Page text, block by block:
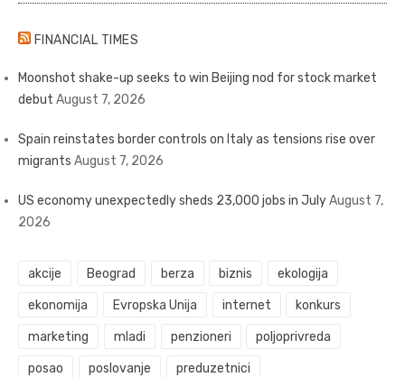
FINANCIAL TIMES
Moonshot shake-up seeks to win Beijing nod for stock market
debut August 7, 2026
Spain reinstates border controls on Italy as tensions rise over
migrants August 7, 2026
US economy unexpectedly sheds 23,000 jobs in JulyAugust 7,
2026
akcije Beograd berza biznis ekologija
ekonomija Evropska Unija internet konkurs
marketing mladi penzioneri poljoprivreda
posao poslovanje preduzetnici